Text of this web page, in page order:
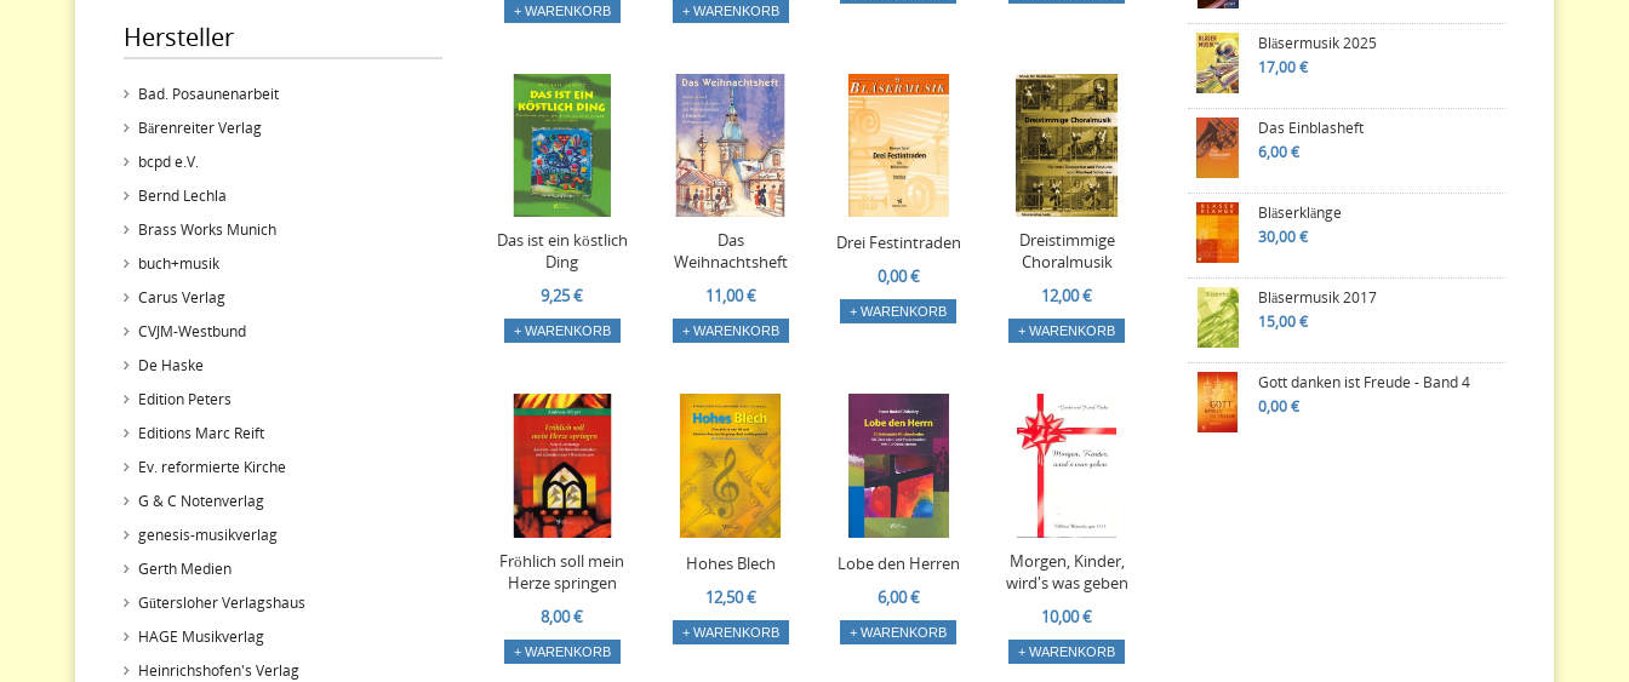
Hersteller
Bad. Posaunenarbeit
Bärenreiter Verlag
bcpd e.V.
Bernd Lechla
Brass Works Munich
buch+musik
Carus Verlag
CVJM-Westbund
De Haske
Edition Peters
Editions Marc Reift
Ev. reformierte Kirche
G & C Notenverlag
genesis-musikverlag
Gerth Medien
Gütersloher Verlagshaus
HAGE Musikverlag
Heinrichshofen's Verlag
+ WARENKORB + WARENKORB
Das ist ein köstlich
Ding
9,25 €
+ WARENKORB
Das
Weihnachtsheft
11,00 €
+ WARENKORB
Drei Festintraden
0,00 €
+ WARENKORB
Dreistimmige
Choralmusik
12,00 €
+ WARENKORB
Fröhlich soll mein
Herze springen
8,00 €
+ WARENKORB
Hohes Blech
12,50 €
+ WARENKORB
Lobe den Herren
6,00 €
+ WARENKORB
Morgen, Kinder,
wird's was geben
10,00 €
+ WARENKORB
Bläsermusik 2025
17,00 €
Das Einblasheft
6,00 €
Bläserklänge
30,00 €
Bläsermusik 2017
15,00 €
Gott danken ist Freude - Band 4
0,00 €